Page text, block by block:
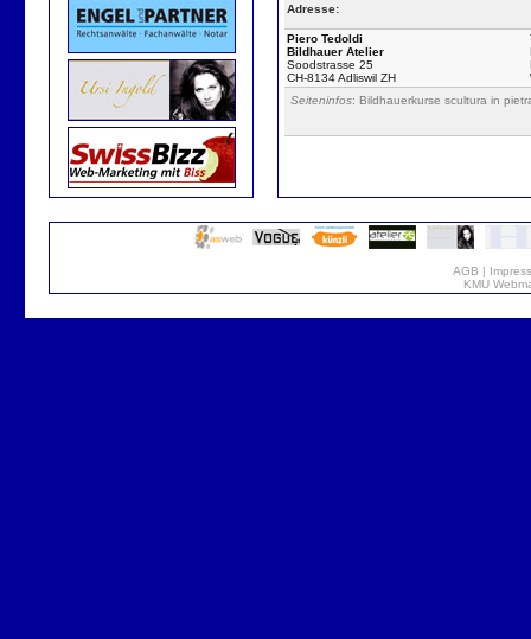
Adresse:
Piero Tedoldi
Bildhauer Atelier
Soodstrasse 25
CH-8134 Adliswil ZH
Seiteninfos: Bildhauerkurse scultura in
AGB |
KMU